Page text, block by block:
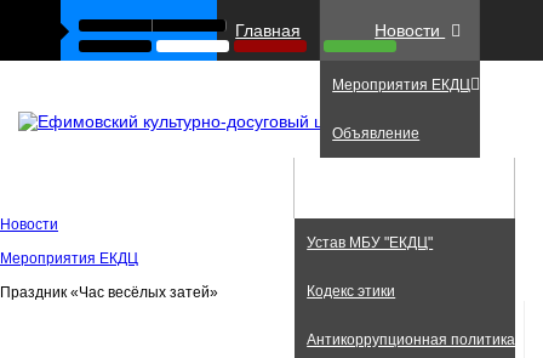
Главная Новости
Мероприятия ЕКДЦ
Объявление
Устав МБУ "ЕКДЦ"
Кодекс этики
Антикоррупционная политика
Новости
Мероприятия ЕКДЦ
Праздник «Час весёлых затей»